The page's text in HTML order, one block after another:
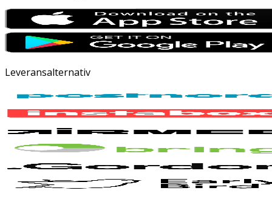
Leveransalternativ